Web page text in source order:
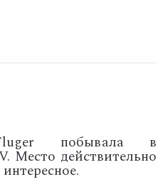
побывала в
Место действительно